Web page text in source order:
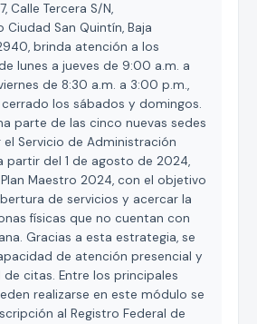
Calle Tercera S/N,
San Quintín, Baja
brinda atención a los
lunes a jueves de 9:00 a.m. a
de 8:30 a.m. a 3:00 p.m.,
los sábados y domingos.
parte de las cinco nuevas sedes
Servicio de Administración
partir del 1 de agosto de 2024,
Maestro 2024, con el objetivo
de servicios y acercar la
físicas que no cuentan con
Gracias a esta estrategia, se
de atención presencial y
citas. Entre los principales
realizarse en este módulo se
al Registro Federal de